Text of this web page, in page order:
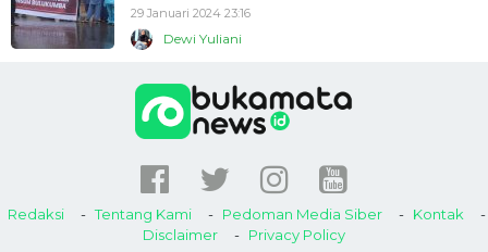
29 Januari 2024 23:16
Dewi Yuliani
Redaksi Tentang Kami Pedoman Media Siber
Kontak
Disclaimer
Privacy Policy